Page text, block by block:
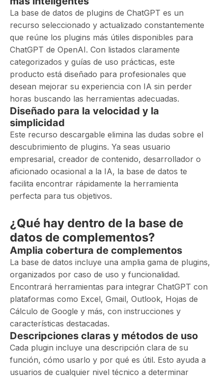
La base de datos de plugins de ChatGPT es un
recurso seleccionado y actualizado constantemente
que reúne los plugins más útiles disponibles para
ChatGPT de OpenAI. Con listados claramente
categorizados y guías de uso prácticas, este
producto está diseñado para profesionales que
desean mejorar su experiencia con IA sin perder
horas buscando las herramientas adecuadas.
Diseñado para la velocidad y la
simplicidad
Este recurso descargable elimina las dudas sobre el
descubrimiento de plugins. Ya seas usuario
empresarial, creador de contenido, desarrollador o
aficionado ocasional a la IA, la base de datos te
facilita encontrar rápidamente la herramienta
perfecta para tus objetivos.
¿Qué hay dentro de la base de
datos de complementos?
Amplia cobertura de complementos
La base de datos incluye una amplia gama de plugins,
organizados por caso de uso y funcionalidad.
Encontrará herramientas para integrar ChatGPT con
plataformas como Excel, Gmail, Outlook, Hojas de
Cálculo de Google y más, con instrucciones y
características destacadas.
Descripciones claras y métodos de uso
Cada plugin incluye una descripción clara de su
función, cómo usarlo y por qué es útil. Esto ayuda a
usuarios de cualquier nivel técnico a determinar